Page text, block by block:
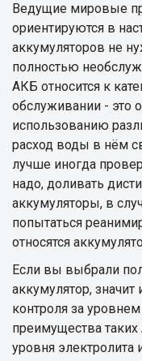
Ведущие мировые
ориентируются в
аккумуляторов не
полностью
АКБ относится к
обслуживании - это
использованию
расход воды в нём
лучше иногда
надо, доливать
аккумуляторы, в
попытаться
относятся
Если вы выбрали
аккумулятор, значит
контроля за
преимущества
уровня